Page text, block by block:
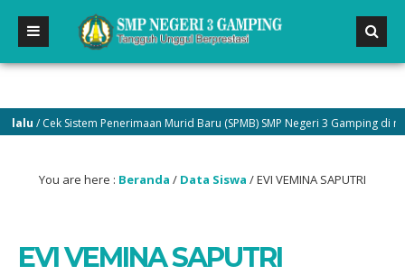
/ Cek Sistem Penerimaan Murid Baru (SPMB) SMP Negeri 3 Gamping di
You are here : Beranda / Data Siswa /EVI VEMINA SAPUTRI
EVI VEMINA SAPUTRI